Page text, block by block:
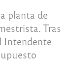
planta de
Tras
Intendente